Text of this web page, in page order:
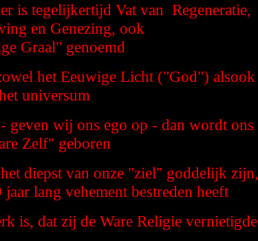
is tegelijkertijd Vat van Regeneratie,
en Genezing, ook
Graal" genoemd
het Eeuwige Licht ("God") alsook
universum
geven wij ons ego op - dan wordt ons
Zelf" geboren
diepst van onze "ziel" goddelijk zijn,
lang vehement bestreden heeft
is, dat zij de Ware Religie vernietigde